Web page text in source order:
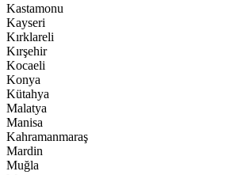
Kastamonu
Kayseri
Kırklareli
Kırşehir
Kocaeli
Konya
Kütahya
Malatya
Manisa
Kahramanmaraş
Mardin
Muğla